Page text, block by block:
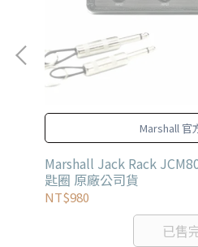
Marshall 官
Marshall Jack Rack
匙圈 原廠公司貨
NT$980
已售